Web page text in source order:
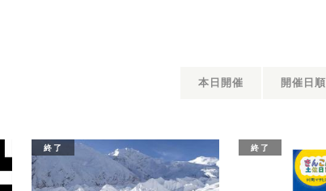
本日開催 開催日順
終了 終了